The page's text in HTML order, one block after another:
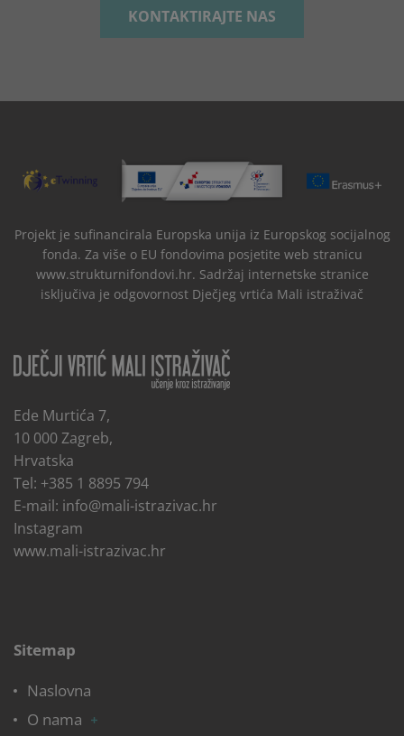
KONTAKTIRAJTE NAS
Projekt je sufinancirala Europska unija iz Europskog socijalnog
fonda. Za više o EU fondovima posjetite web stranicu
www.strukturnifondovi.hr. Sadržaj internetske stranice
isključiva je odgovornost Dječjeg vrtića Mali istraživač
Ede Murtića 7,
10 000 Zagreb,
Hrvatska
Tel: +385 1 8895 794
E-mail: info@mali-istrazivac.hr
Instagram
www.mali-istrazivac.hr
Sitemap
Naslovna
O nama